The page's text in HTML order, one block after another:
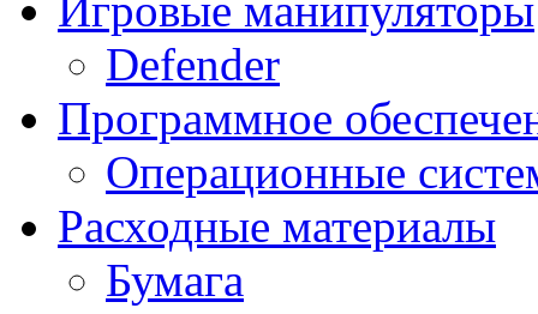
Игровые манипуляторы
Defender
Программное
Операционные
Расходные материалы
Бумага